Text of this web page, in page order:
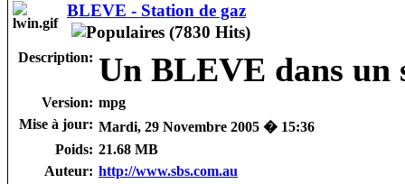
BLEVE - Station de gaz
Description: Un BLEVE dans un
Version: mpg
Mise à jour: Mardi, 29 Novembre 2005 � 15:36
Poids: 21.68 MB
Auteur: http://www.sbs.com.au